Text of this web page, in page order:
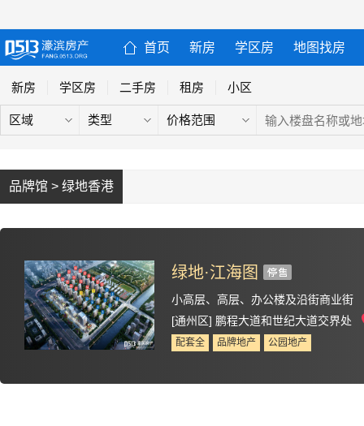
首页 新房 学区房 地图找房
新房 学区房 二手房 租房 小区
区域 类型 价格范围
品牌馆 > 绿地香港
绿地·江海图
小高层、高层、办公楼及沿街商业街
[通州区] 鹏程大道和世纪大道交界处
配套全 品牌地产 公园地产